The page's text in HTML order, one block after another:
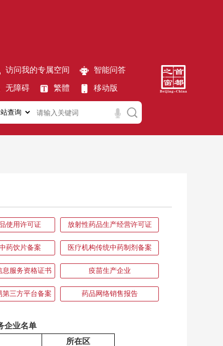
访问我的专属空间 智能问答
无障碍 繁體 移动版
使用许可证 放射性药品生产经营许可证
药饮片备案 医疗机构传统中药制剂备案
息服务资格证书 疫苗生产企业
第三方平台备案 药品网络销售报告
业名单
所在区